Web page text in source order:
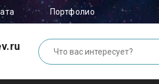
Портфолио